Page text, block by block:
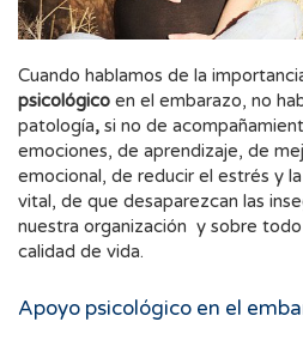
Cuando hablamos de la
psicológico en el embarazo, no
patología, si no de
emociones, de aprendizaje, de
emocional, de reducir el estrés y
vital, de que desaparezcan las
nuestra organización y sobre
calidad de vida.
Apoyo psicológico en el